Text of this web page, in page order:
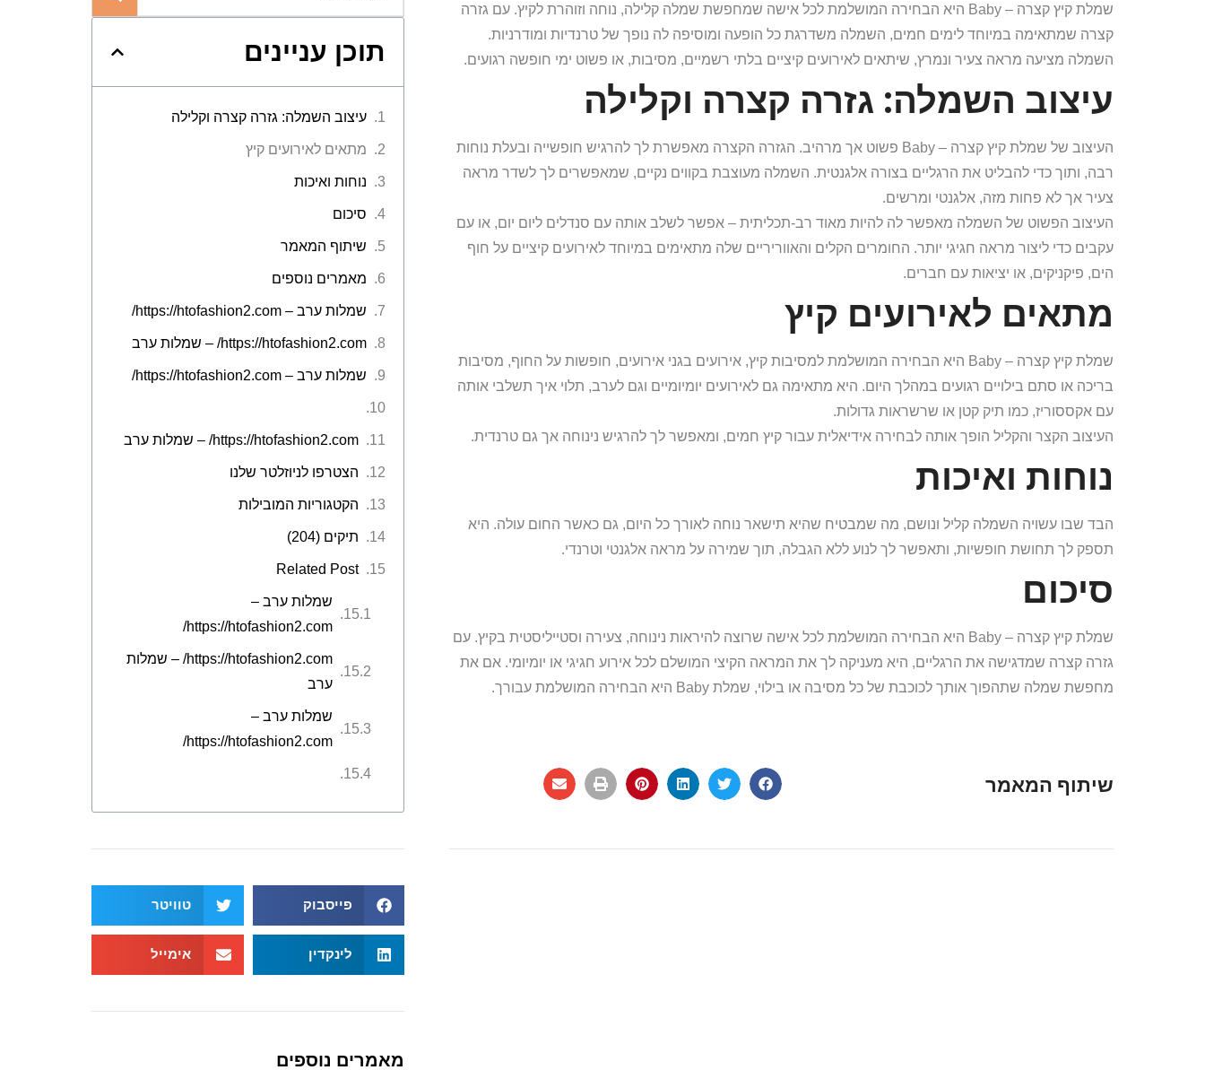
שמלת קיץ קצרה – Baby היא הבחירה המושלמת לכל אישה שמחפשת שמלה קלילה, נוחה וזוהרת לקיץ. עם גזרה
קצרה שמתאימה במיוחד לימים חמים, השמלה משדרגת כל הופעה ומוסיפה לה נופך של טרנדיות ומודרניות.
השמלה מציעה מראה צעיר ונמרץ, שיתאים לאירועים קיציים בלתי רשמיים, מסיבות, או פשוט ימי חופשה רגועים.
עיצוב השמלה: גזרה קצרה וקלילה
העיצוב של שמלת קיץ קצרה – Baby פשוט אך מרהיב. הגזרה הקצרה מאפשרת לך להרגיש חופשייה ובעלת נוחות
רבה, ותוך כדי להבליט את הרגליים בצורה אלגנטית. השמלה מעוצבת בקווים נקיים, שמאפשרים לך לשדר מראה
צעיר אך לא פחות מזה, אלגנטי ומרשים.
העיצוב הפשוט של השמלה מאפשר לה להיות מאוד רב-תכליתית – אפשר לשלב אותה עם סנדלים ליום יום, או עם
עקבים כדי ליצור מראה חגיגי יותר. החומרים הקלים והאווריריים שלה מתאימים במיוחד לאירועים קיציים על חוף
הים, פיקניקים, או יציאות עם חברים.
מתאים לאירועים קיץ
שמלת קיץ קצרה – Baby היא הבחירה המושלמת למסיבות קיץ, אירועים בגני אירועים, חופשות על החוף, מסיבות
בריכה או סתם בילויים רגועים במהלך היום. היא מתאימה גם לאירועים יומיומיים וגם לערב, תלוי איך תשלבי אותה
עם אקססוריז, כמו תיק קטן או שרשראות גדולות.
העיצוב הקצר והקליל הופך אותה לבחירה אידיאלית עבור קיץ חמים, ומאפשר לך להרגיש נינוחה אך גם טרנדית.
נוחות ואיכות
הבד שבו עשויה השמלה קליל ונושם, מה שמבטיח שהיא תישאר נוחה לאורך כל היום, גם כאשר החום עולה. היא
תספק לך תחושת חופשיות, ותאפשר לך לנוע ללא הגבלה, תוך שמירה על מראה אלגנטי וטרנדי.
סיכום
שמלת קיץ קצרה – Baby היא הבחירה המושלמת לכל אישה שרוצה להיראות נינוחה, צעירה וסטייליסטית בקיץ. עם
גזרה קצרה שמדגישה את הרגליים, היא מעניקה לך את המראה הקיצי המושלם לכל אירוע חגיגי או יומיומי. אם את
מחפשת שמלה שתהפוך אותך לכוכבת של כל מסיבה או בילוי, שמלת Baby היא הבחירה המושלמת עבורך.
שיתוף המאמר
תוכן עניינים
עיצוב השמלה: גזרה קצרה וקלילה
מתאים לאירועים קיץ
נוחות ואיכות
סיכום
שיתוף המאמר
מאמרים נוספים
שמלות ערב – https://htofashion2.com/
https://htofashion2.com/ – שמלות ערב
שמלות ערב – https://htofashion2.com/
https://htofashion2.com/ – שמלות ערב
הצטרפו לניוזלטר שלנו
הקטגוריות המובילות
תיקים (204)
Related Post
שמלות ערב –
https://htofashion2.com/
https://htofashion2.com/ – שמלות
ערב
שמלות ערב –
https://htofashion2.com/
פייסבוק טוויטר
לינקדין אימייל
מאמרים נוספים